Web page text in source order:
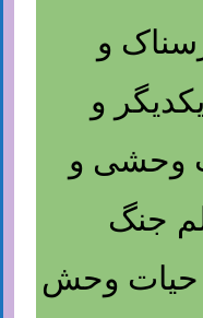
و
و
وحشی و
جنگ
حیات وحش